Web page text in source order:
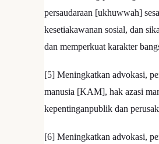
persaudaraan [ukhuwwah]
kesetiakawanan sosial, dan
dan memperkuat karakter
[5] Meningkatkan advokasi,
manusia [KAM], hak azasi
kepentinganpublik dan
[6] Meningkatkan advokasi,